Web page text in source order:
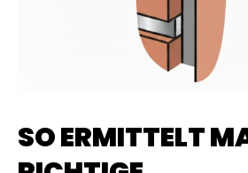
SO ERMITTELT